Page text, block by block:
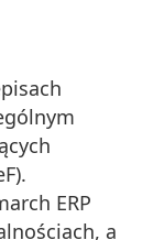
ERP
a